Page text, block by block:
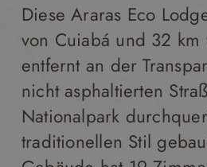
Diese Araras Eco
von Cuiabá und 32 km
entfernt an der
nicht asphaltierten
Nationalpark
traditionellen Stil